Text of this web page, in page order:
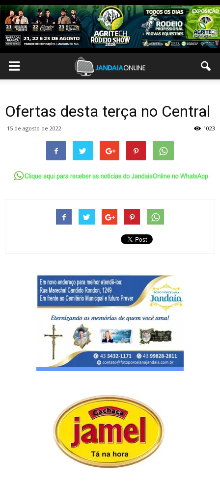
Ofertas desta terça no Central
15 de agosto de 2022 1023